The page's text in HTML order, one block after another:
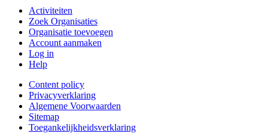
Activiteiten
Zoek Organisaties
Organisatie toevoegen
Account aanmaken
Log in
Help
Content policy
Privacyverklaring
Algemene Voorwaarden
Sitemap
Toegankelijkheidsverklaring